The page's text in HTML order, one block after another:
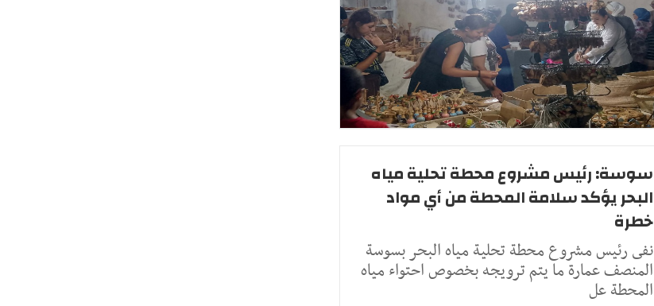
سوسة: رئيس مشروع محطة تحلية مياه
البحر يؤكد سلامة المحطة من أي مواد
خطرة
نفى رئيس مشروع محطة تحلية مياه البحر بسوسة
المنصف عمارة ما يتم ترويجه بخصوص احتواء مياه
المحطة عل